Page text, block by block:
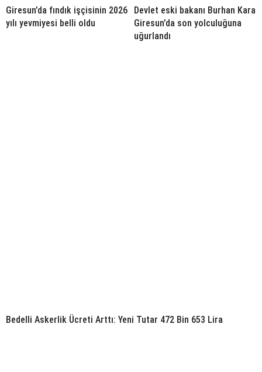
Giresun’da fındık işçisinin 2026
yılı yevmiyesi belli oldu
Devlet eski bakanı Burhan Kara
Giresun’da son yolculuğuna
uğurlandı
Bedelli Askerlik Ücreti Arttı: Yeni Tutar 472 Bin 653 Lira